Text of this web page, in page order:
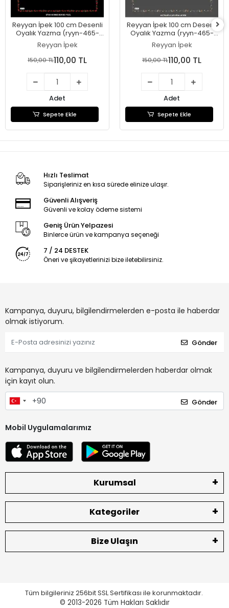
Reyyan İpek 100 cm Desenli
Oyalık Yazma (ryyn-465-
27)
Reyyan İpek
150,00 TL110,00 TL
Adet
Sepete Ekle
Reyyan İpek 100 cm Desenli
Oyalık Yazma (ryyn-465-
26)
Reyyan İpek
150,00 TL110,00 TL
Adet
Sepete Ekle
Hızlı Teslimat
Siparişleriniz en kısa sürede elinize ulaşır.
Güvenli Alışveriş
Güvenli ve kolay ödeme sistemi
Geniş Ürün Yelpazesi
Binlerce ürün ve kampanya seçeneği
7 / 24 DESTEK
Öneri ve şikayetlerinizi bize iletebilirsiniz.
Kampanya, duyuru, bilgilendirmelerden e-posta ile haberdar
olmak istiyorum.
Gönder
Kampanya, duyuru ve bilgilendirmelerden haberdar olmak
için kayıt olun.
Gönder
Mobil Uygulamalarımız
Kurumsal
Kategoriler
Bize Ulaşın
Tüm bilgileriniz 256bit SSL Sertifikası ile korunmaktadır.
© 2013-2026 Tüm Hakları Saklıdır